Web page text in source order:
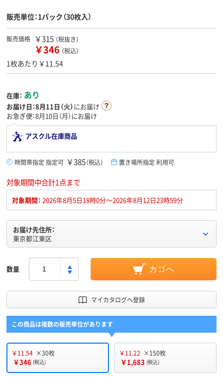
販売単位：1パック（30枚入）
販売価格 ￥315 （税抜き）
￥346 （税込）
1枚あたり￥11.54
在庫： あり
お届け日：8月11日（火）にお届け
お急ぎ便：8月10日（月）にお届け
アスクル在庫商品
時間帯指定 指定可 ￥385（税込） 置き場所指定 利用可
対象期間中合計1点まで
対象期間： 2026年8月5日18時0分～2026年8月12日23時59分
お届け先住所：
東京都江東区
数量 カゴへ
マイカタログへ登録
この商品は複数の販売単位があります
￥11.54 ×30枚
￥346 (税込)
￥11.22 ×150枚
￥1,683 (税込)